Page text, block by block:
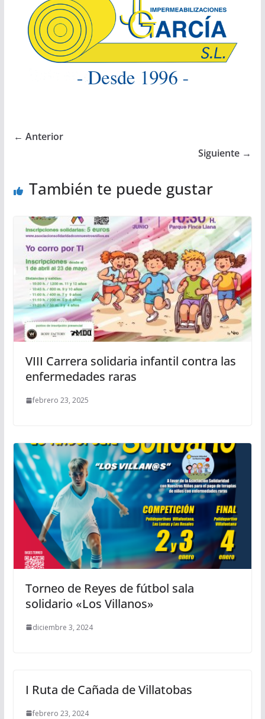
← Anterior
Siguiente →
También te puede gustar
VIII Carrera solidaria infantil contra las
enfermedades raras
febrero 23, 2025
Torneo de Reyes de fútbol sala
solidario «Los Villanos»
diciembre 3, 2024
I Ruta de Cañada de Villatobas
febrero 23, 2024